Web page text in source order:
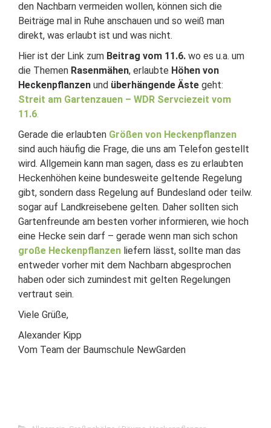
den Nachbarn vermeiden wollen, können sich die
Beiträge mal in Ruhe anschauen und so weiß man
direkt, was erlaubt ist und was nicht.
Hier ist der Link zum Beitrag vom 11.6. wo es u.a. um
die Themen Rasenmähen, erlaubte Höhen von
Heckenpflanzen und überhängende Äste geht:
Streit am Gartenzauen – WDR Servciezeit vom
11.6.
Gerade die erlaubten Größen von Heckenpflanzen
sind auch häufig die Frage, die uns am Telefon gestellt
wird. Allgemein kann man sagen, dass es zu erlaubten
Heckenhöhen keine bundesweite geltende Regelung
gibt, sondern dass Regelung auf Bundesland oder teilw.
sogar auf Landkreisebene gelten. Daher sollten sich
Gartenfreunde am besten vorher informieren, wie hoch
eine Hecke sein darf – gerade wenn man sich schon
große Heckenpflanzen liefern lässt, sollte man das
entweder vorher mit dem Nachbarn abgesprochen
haben oder sich zumindest mit gelten Regelungen
vertraut sein.
Viele Grüße,
Alexander Kipp
Vom Team der Baumschule NewGarden